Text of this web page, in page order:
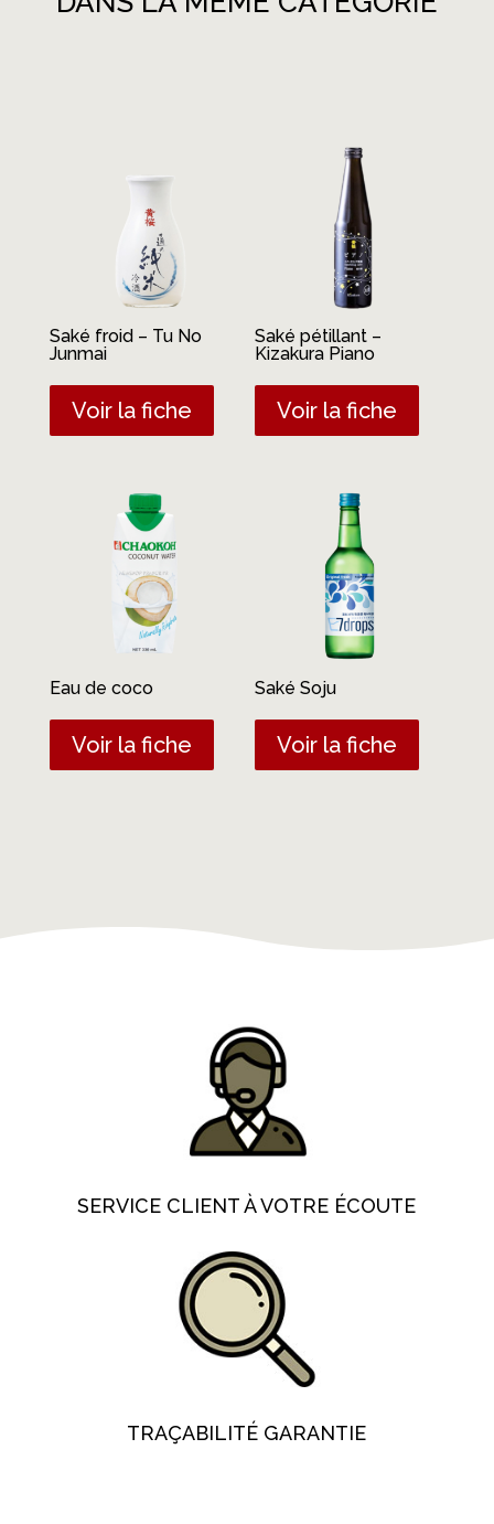
Saké froid – Tu No
Junmai
Voir la fiche
Saké pétillant –
Kizakura Piano
Voir la fiche
Eau de coco
Voir la fiche
Saké Soju
Voir la fiche
SERVICE CLIENT À VOTRE ÉCOUTE
TRAÇABILITÉ GARANTIE